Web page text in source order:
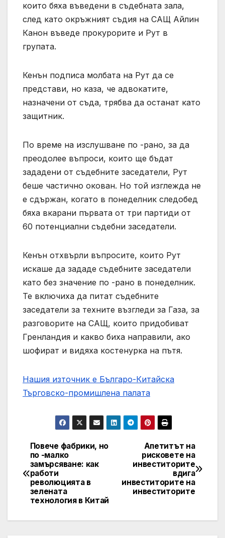
които бяха въведени в съдебната зала,
след като окръжният съдия на САЩ Айлин
Канон въведе прокурорите и Рут в
групата.
Кенън подписа молбата на Рут да се
представи, но каза, че адвокатите,
назначени от съда, трябва да останат като
защитник.
По време на изслушване по -рано, за да
преодолее въпроси, които ще бъдат
зададени от съдебните заседатели, Рут
беше частично окован. Но той изглежда не
е сдържан, когато в понеделник следобед
бяха вкарани първата от три партиди от
60 потенциални съдебни заседатели.
Кенън отхвърли въпросите, които Рут
искаше да зададе съдебните заседатели
като без значение по -рано в понеделник.
Те включиха да питат съдебните
заседатели за техните възгледи за Газа, за
разговорите на САЩ, които придобиват
Гренландия и какво биха направили, ако
шофират и видяха костенурка на пътя.
Нашия източник е Българо-Китайска
Търговско-промишлена палaта
Post
navigation
Апетитът на
рисковете на
инвеститорите
вдига
инвеститорите на
инвеститорите
Повече фабрики, но
по -малко
замърсяване: как
работи
революцията в
зелената
технология в Китай